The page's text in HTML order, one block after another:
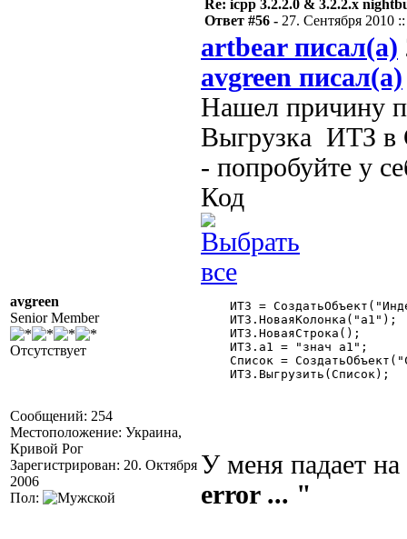
avgreen
Senior Member
Отсутствует
Сообщений: 254
Местоположение: Украина,
Кривой Рог
Зарегистрирован: 20. Октября
2006
Пол:
Re: icpp 3.2.2.0 & 3.2.2.x
Ответ #56 - 27. Сентября 2010
artbear писал(а)
avgreen писал(а)
Нашел причину
Выгрузка ИТЗ в
- попробуйте у
Код
ИТЗ =
ИТЗ.НоваяКолонка("а1");
ИТЗ.НоваяСтрока();
ИТЗ.а1 = "знач а1";
Список =
ИТЗ.Выгрузить(Список);
У меня падает
error ... "